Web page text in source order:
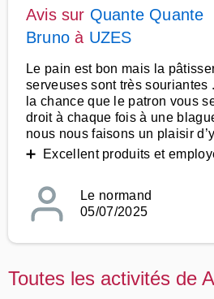
Avis sur Quante Quante
Bruno à UZES
Le pain est bon mais la
serveuses sont très souriantes
la chance que le patron vous
droit à chaque fois à une
nous nous faisons un plaisir
➕ Excellent produits et
Le normand
05/07/2025
Toutes les activités de